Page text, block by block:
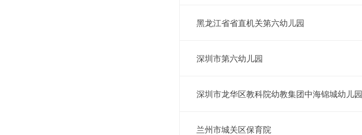
黑龙江省省直机关第六幼儿园
深圳市第六幼儿园
深圳市龙华区教科院幼教集团中海锦城幼儿园
兰州市城关区保育院